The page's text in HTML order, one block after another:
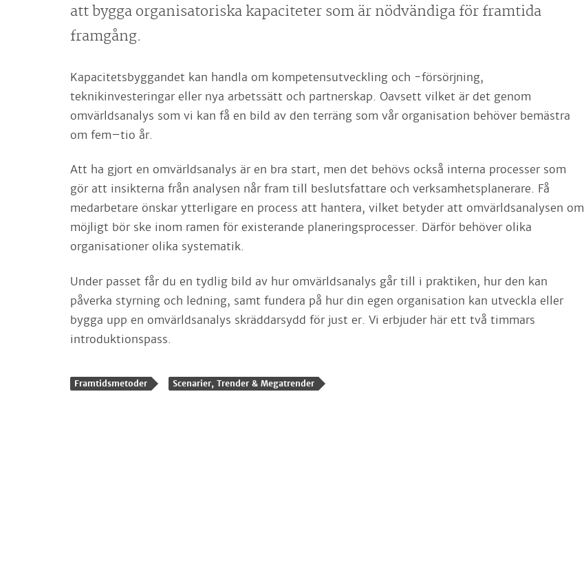
att bygga organisatoriska kapaciteter som är nödvändiga för framtida
framgång.
Kapacitetsbyggandet kan handla om kompetensutveckling och -försörjning,
teknikinvesteringar eller nya arbetssätt och partnerskap. Oavsett vilket är det genom
omvärldsanalys som vi kan få en bild av den terräng som vår organisation behöver bemästra
om fem–tio år.
Att ha gjort en omvärldsanalys är en bra start, men det behövs också interna processer som
gör att insikterna från analysen når fram till beslutsfattare och verksamhetsplanerare. Få
medarbetare önskar ytterligare en process att hantera, vilket betyder att omvärldsanalysen om
möjligt bör ske inom ramen för existerande planeringsprocesser. Därför behöver olika
organisationer olika systematik.
Under passet får du en tydlig bild av hur omvärldsanalys går till i praktiken, hur den kan
påverka styrning och ledning, samt fundera på hur din egen organisation kan utveckla eller
bygga upp en omvärldsanalys skräddarsydd för just er. Vi erbjuder här ett två timmars
introduktionspass.
Framtidsmetoder Scenarier, Trender & Megatrender